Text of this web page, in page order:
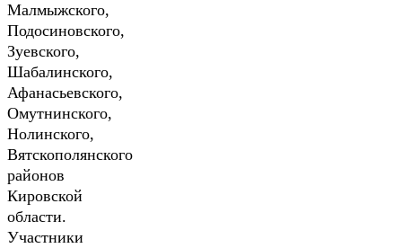
Малмыжского,
Подосиновского,
Зуевского,
Шабалинского,
Афанасьевского,
Омутнинского,
Нолинского,
Вятскополянского
районов
Кировской
области.
Участники